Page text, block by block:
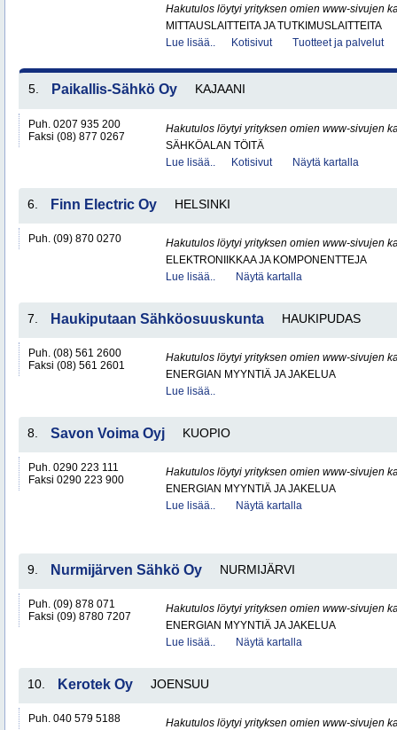
Hakutulos löytyi yrityksen omien www-sivujen
MITTAUSLAITTEITA JA TUTKIMUSLAITTEITA
Lue lisää..
Kotisivut Tuotteet ja palvelut
5. Paikallis-Sähkö Oy KAJAANI
Puh. 0207 935 200
Faksi (08) 877 0267
Hakutulos löytyi yrityksen omien www-sivujen
SÄHKÖALAN TÖITÄ
Lue lisää..
Kotisivut Näytä kartalla
6. Finn Electric Oy HELSINKI
Puh. (09) 870 0270
Hakutulos löytyi yrityksen omien www-sivujen
ELEKTRONIIKKAA JA KOMPONENTTEJA
Lue lisää..
Näytä kartalla
7. Haukiputaan Sähköosuuskunta HAUKIPUDAS
Puh. (08) 561 2600
Faksi (08) 561 2601
Hakutulos löytyi yrityksen omien www-sivujen
ENERGIAN MYYNTIÄ JA JAKELUA
Lue lisää..
8. Savon Voima Oyj KUOPIO
Puh. 0290 223 111
Faksi 0290 223 900
Hakutulos löytyi yrityksen omien www-sivujen
ENERGIAN MYYNTIÄ JA JAKELUA
Lue lisää..
Näytä kartalla
9. Nurmijärven Sähkö Oy NURMIJÄRVI
Puh. (09) 878 071
Faksi (09) 8780 7207
Hakutulos löytyi yrityksen omien www-sivujen
ENERGIAN MYYNTIÄ JA JAKELUA
Lue lisää..
Näytä kartalla
10. Kerotek Oy JOENSUU
Puh. 040 579 5188
Hakutulos löytyi yrityksen omien www-sivujen